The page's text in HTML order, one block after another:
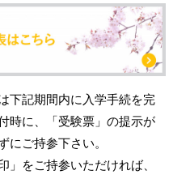
下記期間内に入学手続を完
時に、「受験票」の提示が
にご持参下さい。
」をご持参いただければ、